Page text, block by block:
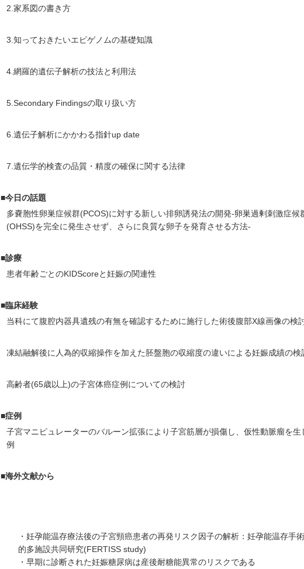
2.家系図の書き方
3.知っておきたいエピゲノムの基礎知識
4.網羅的遺伝子解析の技法と利用法
5.Secondary Findingsの取り扱い方
6.遺伝子解析にかかわる指針up date
7.遺伝学的検査の品質・精度の確保に関する法律
■今日の話題
多嚢胞性卵巣症候群(PCOS)に対する新しい排卵誘発法の開発-卵巣過剰刺激症候
(OHSS)を完全に発生させず、さらに良質な卵子を発育させる方法-
■診療
患者年齢ごとのKIDScoreと妊娠の関連性
■臨床経験
当科にて腹腔内器具遺残の有無を確認するために施行した術後腹部X線画像の検
凍結融解後に人為的収縮操作を加えた胚盤胞の収縮度の違いによる妊娠成績の検
高齢者(65歳以上)の子宮体癌症例についての検討
■症例
子宮マニピュレーターのバルーン拡張により子宮筋層が損傷し、仮性動脈瘤を生
例
■海外文献から
・妊孕能温存療法後の子宮頸癌患者の再発リスク因子の解析：妊孕能温存手
的多施設共同研究(FERTISS study)
・早期に診断された妊娠糖尿病は産後耐糖能異常のリスクである